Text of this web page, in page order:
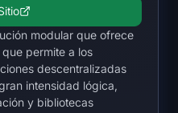
modular que ofrece
permite a los
descentralizadas
intensidad lógica,
y bibliotecas